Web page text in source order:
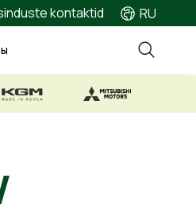
kontaktid RU